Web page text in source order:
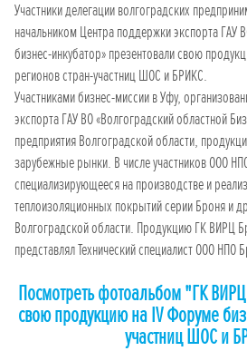
Участники делегации волгоградских
начальником Центра поддержки экспорта ГАУ
бизнес-инкубатор» презентовали свою
регионов стран-участниц ШОС и БРИКС.
Участниками бизнес-миссии в Уфу,
экспорта ГАУ ВО «Волгоградский областной
предприятия Волгоградской области,
зарубежные рынки. В числе участников ООО
специализирующееся на производстве и
теплоизоляционных покрытий серии Броня и
Волгоградской области. Продукцию ГК ВИРЦ
представлял Технический специалист ООО НПО
Посмотреть фотоальбом "ГК
свою продукцию на IV Форуме
участниц ШОС и